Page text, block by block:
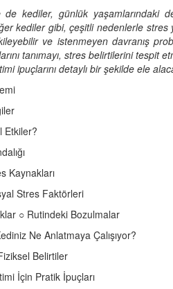
de kediler, günlük yaşamlarındaki
kediler gibi, çeşitli nedenlerle
ve istenmeyen davranış
tanımayı, stres belirtilerini
ipuçlarını detaylı bir şekilde ele
Etkiler?
Kaynakları
Stres Faktörleri
○ Rutindeki Bozulmalar
Ne Anlatmaya Çalışıyor?
Belirtiler
İçin Pratik İpuçları
Oyunları: "Evde Kedinizle
10 Yaratıcı
Beslenmesi: "Çiğ Mama mı,
Mama mı? Artıları ve
11.10.2025
Kedi Psikolojisi: Kedilerde Ayrılık
ve Çözüm Yöntemleri
11.10.2025
Kediler Zamanla Neden
Başladı? Evrimsel Bir
Bakış